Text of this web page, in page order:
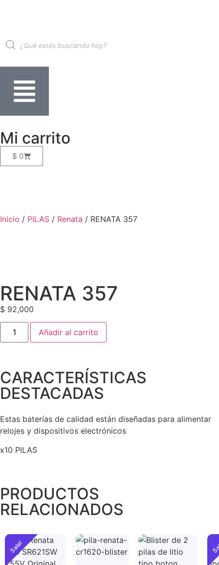
Mi carrito
$ 0
Inicio / PILAS / Renata / RENATA 357
RENATA 357
$ 92,000
Añadir al carrito
CARACTERÍSTICAS
DESTACADAS
Estas baterías de calidad están diseñadas para alimentar
relojes y dispositivos electrónicos
x10 PILAS
PRODUCTOS
RELACIONADOS
Sale!